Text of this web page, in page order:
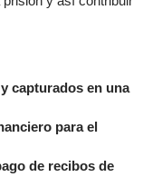
capturados en una
para el
de recibos de